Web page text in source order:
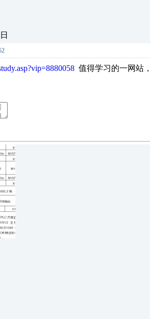
值得学习的一网站